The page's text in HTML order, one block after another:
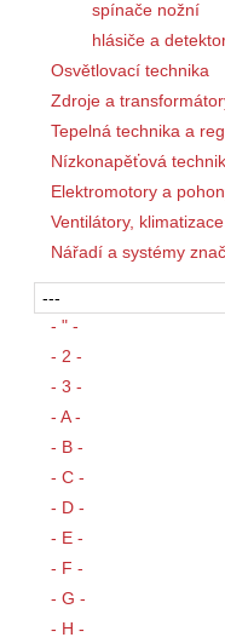
spínače nožní
hlásiče a
Osvětlovací technika
Zdroje a
Tepelná technika a
Nízkonapěťová
Elektromotory a
Ventilátory, klimatizace
Nářadí a systémy
- " -
- 2 -
- 3 -
- A -
- B -
- C -
- D -
- E -
- F -
- G -
- H -